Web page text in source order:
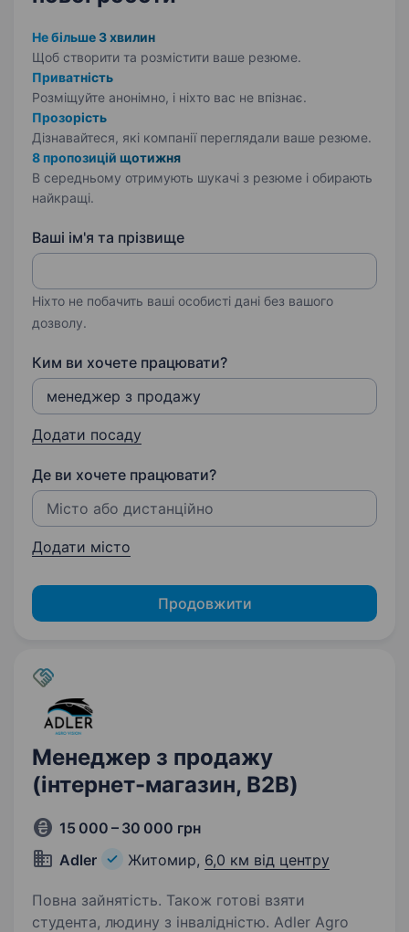
Не більше 3 хвилин
Щоб створити та розмістити ваше резюме.
Приватність
Розміщуйте анонімно, і ніхто вас не впізнає.
Прозорість
Дізнавайтеся, які компанії переглядали ваше резюме.
8 пропозицій щотижня
В середньому отримують шукачі з резюме і обирають
найкращі.
Ваші ім'я та прізвище
Ніхто не побачить ваші особисті дані без вашого
дозволу.
Ким ви хочете працювати?
Додати посаду
Де ви хочете працювати?
Додати місто
Продовжити
Менеджер з продажу
(інтернет-магазин, B2B)
15 000 – 30 000 грн
Adler
Житомир, 6,0 км від центру
Повна зайнятість. Також готові взяти
студента, людину з інвалідністю. Adler Agro